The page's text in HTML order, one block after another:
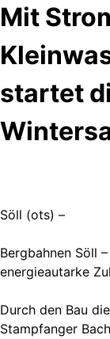
Mit
startet
Söll (ots) –
Bergbahnen Söll
energieautarke
Durch den Bau
Stampfanger